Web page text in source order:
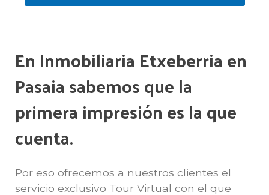
En Inmobiliaria Etxeberria en
Pasaia sabemos que la
primera impresión es la que
cuenta.
Por eso ofrecemos a nuestros clientes el
servicio exclusivo Tour Virtual con el que